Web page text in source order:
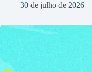
30 de julho de 2026